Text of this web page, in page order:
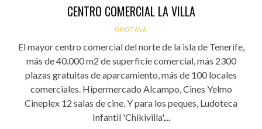
CENTRO COMERCIAL LA VILLA
OROTAVA
El mayor centro comercial del norte de la isla de Tenerife,
más de 40.000 m2 de superficie comercial, más 2300
plazas gratuitas de aparcamiento, más de 100 locales
comerciales. Hipermercado Alcampo, Cines Yelmo
Cineplex 12 salas de cine. Y para los peques, Ludoteca
Infantil 'Chikivilla',...